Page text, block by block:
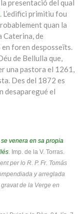
presentació del qual
. L’edifici primitiu fou
quan la
Caterina, de
foren desposseïts.
de Bellulla que,
una pastora el 1261,
Des del 1872 es
desaparegué el
venera en sa propia
. Imp. de la V. Torras.
per lo R. P. Fr. Tomás
y arreglada
de la Verge en